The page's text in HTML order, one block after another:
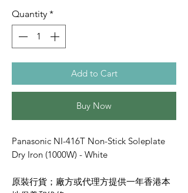
Quantity *
Add to Cart
Buy Now
Panasonic NI-416T Non-Stick Soleplate
Dry Iron (1000W) - White
原裝行貨；廠方或代理方提供一年香港本